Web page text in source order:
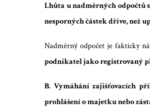
Lhůta u nadměrných odpočtů
nesporných částek dříve, než
Nadměrný odpočet je fakticky
podnikatel jako registrovaný
B. Vymáhání zajišťovacích
prohlášení o majetku nebo